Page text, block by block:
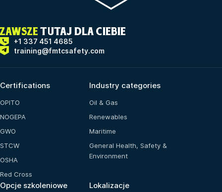
ZAWSZE TUTAJ DLA CIEBIE
+1 337 451 4685
training@fmtcsafety.com
Certifications
OPITO
NOGEPA
GWO
STCW
OSHA
Red Cross
Industry categories
Oil & Gas
Renewables
Maritime
General Health, Safety &
Environment
Opcje szkoleniowe Lokalizacje